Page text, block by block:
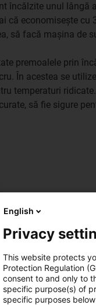
încălzite unul lângă
că economisește cu
să facă mașina de
premoalele prin
În acestea se
temperaturi
să fie sigure
English
Privacy
This website protects
Protection Regulation
consent to and only to
specific purpose(s) of
specific purposes